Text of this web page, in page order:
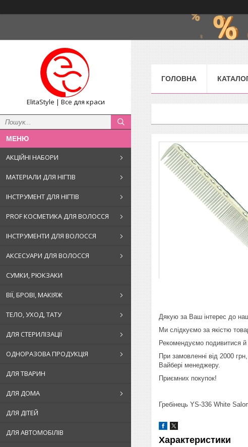
ElitaStyle | Все для краси
АКЦІЙНІ НАБОРИ
МАТЕРІАЛИ ДЛЯ НІГТІВ
ІНСТРУМЕНТ ДЛЯ НІГТІВ
PROF КОСМЕТИКА ДЛЯ ВОЛОССЯ
ІНСТРУМЕНТИ ДЛЯ ВОЛОССЯ
АКСЕСУАРИ ДЛЯ ВОЛОССЯ
СУМКИ, РЮКЗАКИ
ВІЇ, БРОВІ, МАКІЯЖ
ТЕЛО, УХОД, ТАТУ
ДЛЯ СТЕРИЛІЗАЦІЇ
ОДНОРАЗОВА ПРОДУКЦІЯ
ДЛЯ ТВАРИН
ДЛЯ ДОМА
ДЛЯ ДІТЕЙ
ДЛЯ АВТОМОБІЛІВ
ГОЛОВНА
Дякую за Ваш інтерес до
Ми слідкуємо за якістю
Рекомендуємо подивитися й
При замовленні від 2000
Вайбері менеджеру.
Приємних покупок!
Гребінець YS-336 White
Характеристики